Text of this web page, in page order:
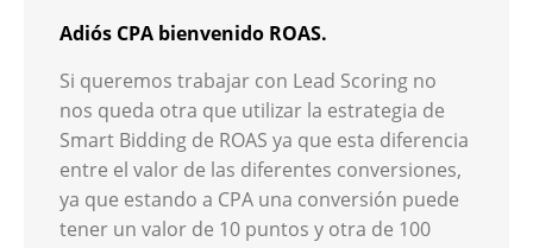
Adiós CPA bienvenido ROAS.
Si queremos trabajar con Lead Scoring no
nos queda otra que utilizar la estrategia de
Smart Bidding de ROAS ya que esta diferencia
entre el valor de las diferentes conversiones,
ya que estando a CPA una conversión puede
tener un valor de 10 puntos y otra de 100